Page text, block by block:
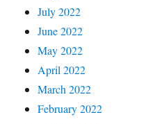
July 2022
June 2022
May 2022
April 2022
March 2022
February 2022